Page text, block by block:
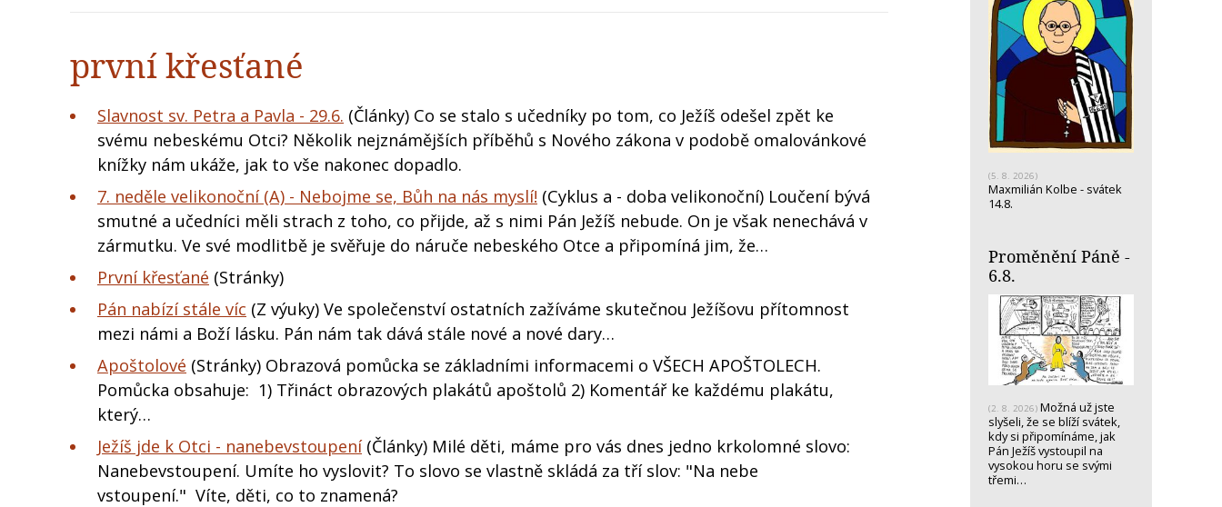
první křesťané
Slavnost sv. Petra a Pavla - 29.6. (Články) Co se stalo s učedníky po tom, co Ježíš odešel zpět ke
svému nebeskému Otci? Několik nejznámějších příběhů s Nového zákona v podobě omalovánkové
knížky nám ukáže, jak to vše nakonec dopadlo.
7. neděle velikonoční (A) - Nebojme se, Bůh na nás myslí! (Cyklus a - doba velikonoční) Loučení bývá
smutné a učedníci měli strach z toho, co přijde, až s nimi Pán Ježíš nebude. On je však nenechává v
zármutku. Ve své modlitbě je svěřuje do náruče nebeského Otce a připomíná jim, že…
První křesťané (Stránky)
Pán nabízí stále víc (Z výuky) Ve společenství ostatních zažíváme skutečnou Ježíšovu přítomnost
mezi námi a Boží lásku. Pán nám tak dává stále nové a nové dary…
Apoštolové (Stránky) Obrazová pomůcka se základními informacemi o VŠECH APOŠTOLECH.
Pomůcka obsahuje: 1) Třináct obrazových plakátů apoštolů 2) Komentář ke každému plakátu,
který…
Ježíš jde k Otci - nanebevstoupení(Články) Milé děti, máme pro vás dnes jedno krkolomné slovo:
Nanebevstoupení. Umíte ho vyslovit? To slovo se vlastně skládá za tří slov: "Na nebe
vstoupení." Víte, děti, co to znamená?
(5. 8. 2026)
Maxmilián Kolbe - svátek
14.8.
Proměnění Páně -
6.8.
(2. 8. 2026) Možná už jste
slyšeli, že se blíží svátek,
kdy si připomínáme, jak
Pán Ježíš vystoupil na
vysokou horu se svými
třemi…